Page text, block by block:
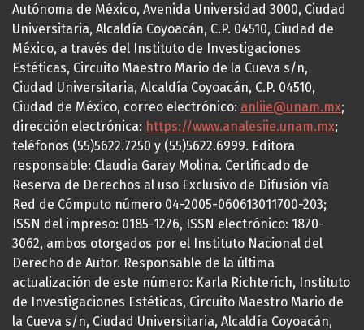
Autónoma de México, Avenida Universidad 3000, Ciudad
Universitaria, Alcaldía Coyoacán, C.P. 04510, Ciudad de
México, a través del Instituto de Investigaciones
Estéticas, Circuito Maestro Mario de la Cueva s/n,
Ciudad Universitaria, Alcaldía Coyoacán, C.P. 04510,
Ciudad de México, correo electrónico: anliie@unam.mx;
dirección electrónica: https://www.analesiie.unam.mx;
teléfonos (55)5622.7250 y (55)5622.6999. Editora
responsable: Claudia Garay Molina. Certificado de
Reserva de Derechos al uso Exclusivo de Difusión vía
Red de Cómputo número 04-2005-060613011700-203;
ISSN del impreso: 0185-1276, ISSN electrónico: 1870-
3062, ambos otorgados por el Instituto Nacional del
Derecho de Autor. Responsable de la última
actualización de este número: Karla Richterich, Instituto
de Investigaciones Estéticas, Circuito Maestro Mario de
la Cueva s/n, Ciudad Universitaria, Alcaldía Coyoacán,